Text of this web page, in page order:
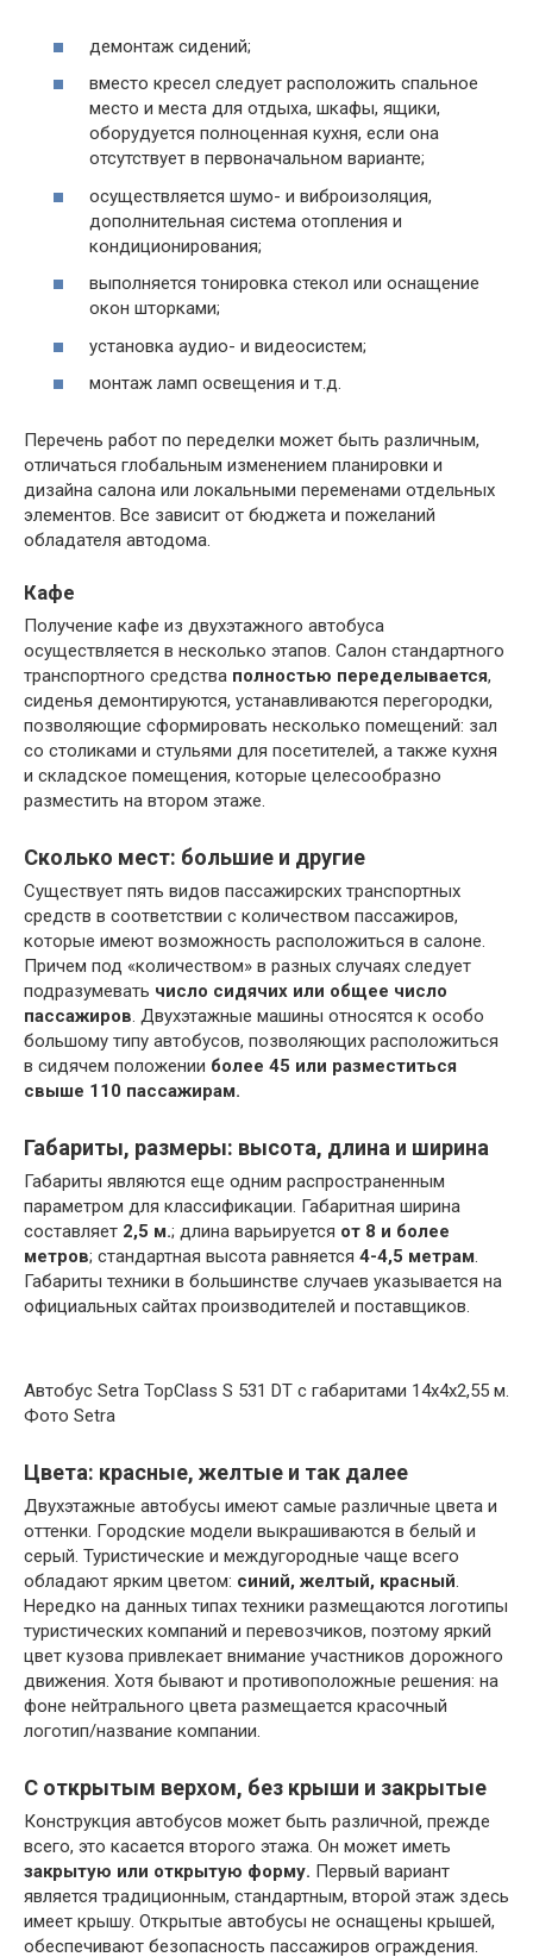
демонтаж сидений;
вместо кресел следует расположить спальное
место и места для отдыха, шкафы, ящики,
оборудуется полноценная кухня, если она
отсутствует в первоначальном варианте;
осуществляется шумо- и виброизоляция,
дополнительная система отопления и
кондиционирования;
выполняется тонировка стекол или оснащение
окон шторками;
установка аудио- и видеосистем;
монтаж ламп освещения и т.д.
Перечень работ по переделки может быть различным,
отличаться глобальным изменением планировки и
дизайна салона или локальными переменами отдельных
элементов. Все зависит от бюджета и пожеланий
обладателя автодома.
Кафе
Получение кафе из двухэтажного автобуса
осуществляется в несколько этапов. Салон стандартного
транспортного средства полностью переделывается,
сиденья демонтируются, устанавливаются перегородки,
позволяющие сформировать несколько помещений: зал
со столиками и стульями для посетителей, а также кухня
и складское помещения, которые целесообразно
разместить на втором этаже.
Сколько мест: большие и другие
Существует пять видов пассажирских транспортных
средств в соответствии с количеством пассажиров,
которые имеют возможность расположиться в салоне.
Причем под «количеством» в разных случаях следует
подразумевать число сидячих или общее число
пассажиров. Двухэтажные машины относятся к особо
большому типу автобусов, позволяющих расположиться
в сидячем положении более 45 или разместиться
свыше 110 пассажирам.
Габариты, размеры: высота, длина и ширина
Габариты являются еще одним распространенным
параметром для классификации. Габаритная ширина
составляет 2,5 м.; длина варьируется от 8 и более
метров; стандартная высота равняется 4-4,5 метрам.
Габариты техники в большинстве случаев указывается на
официальных сайтах производителей и поставщиков.
Автобус Setra TopClass S 531 DT с габаритами 14х4х2,55 м.
Фото Setra
Цвета: красные, желтые и так далее
Двухэтажные автобусы имеют самые различные цвета и
оттенки. Городские модели выкрашиваются в белый и
серый. Туристические и междугородные чаще всего
обладают ярким цветом: синий, желтый, красный.
Нередко на данных типах техники размещаются логотипы
туристических компаний и перевозчиков, поэтому яркий
цвет кузова привлекает внимание участников дорожного
движения. Хотя бывают и противоположные решения: на
фоне нейтрального цвета размещается красочный
логотип/название компании.
С открытым верхом, без крыши и закрытые
Конструкция автобусов может быть различной, прежде
всего, это касается второго этажа. Он может иметь
закрытую или открытую форму. Первый вариант
является традиционным, стандартным, второй этаж здесь
имеет крышу. Открытые автобусы не оснащены крышей,
обеспечивают безопасность пассажиров ограждения.